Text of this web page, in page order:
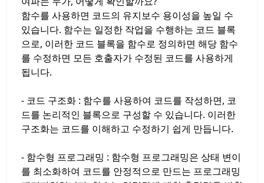
함수를 사용하면 코드의 유지보수 용이성을 높일 수
있습니다. 함수는 일정한 작업을 수행하는 코드 블록
으로, 이러한 코드 블록을 함수로 정의하면 해당 함수
를 수정하면 모든 호출자가 수정된 코드를 사용하게
됩니다.
- 코드 구조화 : 함수를 사용하여 코드를 작성하면, 코
드를 논리적인 블록으로 구성할 수 있습니다. 이러한
구조화는 코드를 이해하고 수정하기 쉽게 만듭니다.
- 함수형 프로그래밍 : 함수형 프로그래밍은 상태 변이
를 최소화하여 코드를 안정적으로 만드는 프로그래밍